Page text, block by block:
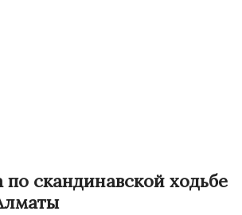
скандинавской ходьбе